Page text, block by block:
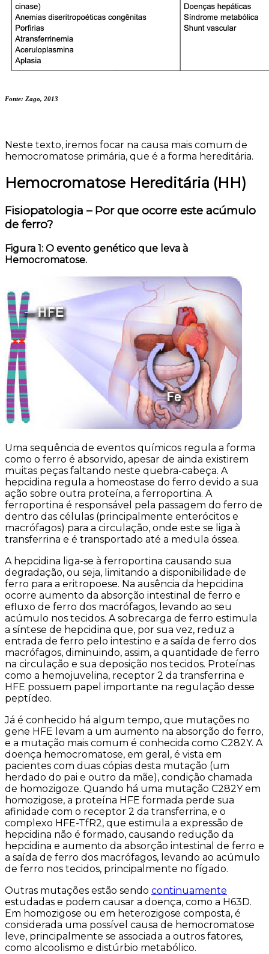
Fonte: Zago, 2013
Neste texto, iremos focar na causa mais comum de
hemocromatose primária, que é a forma hereditária.
Hemocromatose Hereditária (HH)
Fisiopatologia – Por que ocorre este acúmulo
de ferro?
Figura 1: O evento genético que leva à
Hemocromatose.
Uma sequência de eventos químicos regula a forma
como o ferro é absorvido, apesar de ainda existirem
muitas peças faltando neste quebra-cabeça. A
hepcidina regula a homeostase do ferro devido a sua
ação sobre outra proteína, a ferroportina. A
ferroportina é responsável pela passagem do ferro de
dentro das células (principalmente enterócitos e
macrófagos) para a circulação, onde este se liga à
transferrina e é transportado até a medula óssea.
A hepcidina liga-se à ferroportina causando sua
degradação, ou seja, limitando a disponibilidade de
ferro para a eritropoese. Na ausência da hepcidina
ocorre aumento da absorção intestinal de ferro e
efluxo de ferro dos macrófagos, levando ao seu
acúmulo nos tecidos. A sobrecarga de ferro estimula
a síntese de hepcidina que, por sua vez, reduz a
entrada de ferro pelo intestino e a saída de ferro dos
macrófagos, diminuindo, assim, a quantidade de ferro
na circulação e sua deposição nos tecidos. Proteínas
como a hemojuvelina, receptor 2 da transferrina e
HFE possuem papel importante na regulação desse
peptídeo.
Já é conhecido há algum tempo, que mutações no
gene HFE levam a um aumento na absorção do ferro,
e a mutação mais comum é conhecida como C282Y. A
doença hemocromatose, em geral, é vista em
pacientes com duas cópias desta mutação (um
herdado do pai e outro da mãe), condição chamada
de homozigoze. Quando há uma mutação C282Y em
homozigose, a proteína HFE formada perde sua
afinidade com o receptor 2 da transferrina, e o
complexo HFE-TfR2, que estimula a expressão de
hepcidina não é formado, causando redução da
hepcidina e aumento da absorção intestinal de ferro e
a saída de ferro dos macrófagos, levando ao acúmulo
de ferro nos tecidos, principalmente no fígado.
Outras mutações estão sendo continuamente
estudadas e podem causar a doença, como a H63D.
Em homozigose ou em heterozigose composta, é
considerada uma possível causa de hemocromatose
leve, principalmente se associada a outros fatores,
como alcoolismo e distúrbio metabólico.